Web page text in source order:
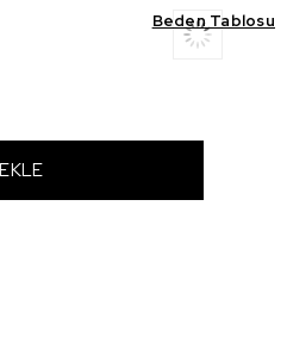
Beden Tablosu